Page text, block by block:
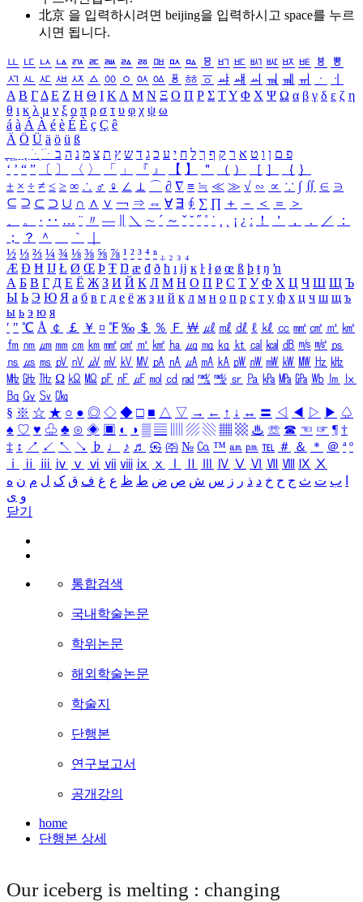
北京 을 입력하시려면 beijing을 입력하시고 space를 누르
시면 됩니다.
ㅥ ㅦ ㅧ ㅨ ㅩ ㅪ ㅫ ㅬ ㅭ ㅮ ㅯ ㅰ ㅱ ㅲ ㅳ ㅴ ㅵ ㅶ ㅷ ㅸ
ㅹ
ㅺ ㅻ ㅼ ㅽ ㅾ ㅿ ㆀ ㆁ ㆂ ㆃ ㆄ ㆅ ㆆ ㆇ ㆈ ㆉ ㆊ ㆋ ㆌ ㆍ
ㆎ
Α Β ΓΔ Ε Ζ Η Θ Ι ΚΛ Μ Ν Ξ Ο Π Ρ Σ ΤΥ Φ Χ Ψ Ω α β γ δ ε ζ η
θ ι κ λ μ ν ξ ο π ρ σ τ υ φ χ ψ ω
á à Á À é è É È ç Ç ê
Ä Ö Ü ä ö ü ß
ִֶֹ ֻּ ׁׂ פ ם ן ו ט א ר ק ף ך ל ח י ע כ ג ד ש ץ ת צ מ נ ה ב
‘ ’ “ ” 〔 〕 〈 〉 「 」 『 』 【 】 ＂ （ ） ［ ］ ｛ ｝
± × ÷ ≠ ≤ ≥ ∞ ∴ ♂ ♀ ∠ ⊥ ⌒ ∂ ∇ ≡ ≒ ≪ ≫ √ ∽ ∝ ∵ ∫ ∬ ∈ ∋
⊆ ⊇ ⊂ ⊃ ∪ ∩ ∧ ∨ ￢ ⇒ ⇔ ∀ ∃ ∮ ∑ ∏ ＋ － ＜ ＝
＞
、
。 · ‥ … ¨ 〃 ― ＼ ∼ ´ ～ ˇ ˘ ˝ ˚ ˙ ¸ ¡ ¿ ː ！ ＇ ， ． ／
：
；
？ ＾ ｀
½ ⅓ ⅔ ¼ ¾ ⅛ ⅜ ⅝ ⅞ ¹ ² ³ ⁴ ⁿ ₁ ₂ ₃ ₄
Æ Ð Ħ Ĳ Ł Ø Œ Þ Ŧ Ŋ æ đ ð ħ ı ĳ ĸ ŀ ł ø œ ß þ ŧ ŋ ŉ
А Б В Г Д Е Ё Ж З И Й К Л М Н О П Р С Т У Ф Х Ц Ч Ш Щ Ъ
Ы Ь Э Ю Я а б в г д е ё ж з и й к л м н о п р с т у ф х ц ч ш щ ъ
ы ь э ю я
′ ″ ℃ Å ￠ ￡ ￥ ¤ ℉ ‰ ＄ ％ Ｆ ￦ ㎕ ㎖ ㎗ ℓ ㎘ ㏄ ㎣ ㎤ ㎥ ㎦
㎙ ㎚ ㎛ ㎜ ㎝ ㎞ ㎟ ㎠ ㎡ ㎢ ㏊ ㎍ ㎎ ㎏ ㏏ ㎈ ㎉ ㏈ ㎧ ㎨ ㎰
㎱ ㎲ ㎳ ㎴ ㎵ ㎶ ㎷ ㎸ ㎹ ㎀ ㎁ ㎂ ㎃ ㎄ ㎺ ㎻ ㎽ ㎾ ㎿ ㎐ ㎑
㎒ ㎓ ㎔ Ω ㏀ ㏁ ㎊ ㎋ ㎌ ㏖ ㏅ ㎭ ㎮ ㎯ ㏛ ㎩ ㎪ ㎫ ㎬ ㏝ ㏐
㏓
㏃ ㏉ ㏜ ㏆
§ ※ ☆ ★ ○ ● ◎ ◇ ◆ □ ■ △ ▽ → ← ↑ ↓ ↔ 〓 ◁ ◀ ▷ ▶ ♤
♠ ♡ ♥ ♧ ♣ ⊙ ◈ ▣ ◐ ◑ ▒ ▤ ▨ ▧ ▦ ▩ ♨ ☏ ☎ ☜ ☞ ¶ †
‡ ↕ ↗ ↙ ↖ ↘ ♭ ♩ ♪ ♬ ㉿ ㈜ № ㏇ ™ ㏂ ㏘ ℡ ＃ ＆ ＊ ＠ ª º
ⅰ
ⅱ ⅲ ⅳ ⅴ ⅵ ⅶ ⅷ ⅸ ⅹ Ⅳ Ⅴ Ⅵ Ⅶ Ⅷ Ⅸ Ⅹ
ب ت ث ج ح خ د ذ ر ز س ش ص ض ط ظ ع غ ف ق ک ل م ن ه
و ی
닫기
통합검색
국내학술논문
학위논문
해외학술논문
학술지
단행본
연구보고서
공개강의
home
단행본 상세
Our iceberg is melting : changing